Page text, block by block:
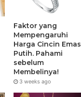
Faktor yang
Mempengaruhi
Harga Cincin Emas
Putih. Pahami
sebelum
Membelinya!
3 weeks ago